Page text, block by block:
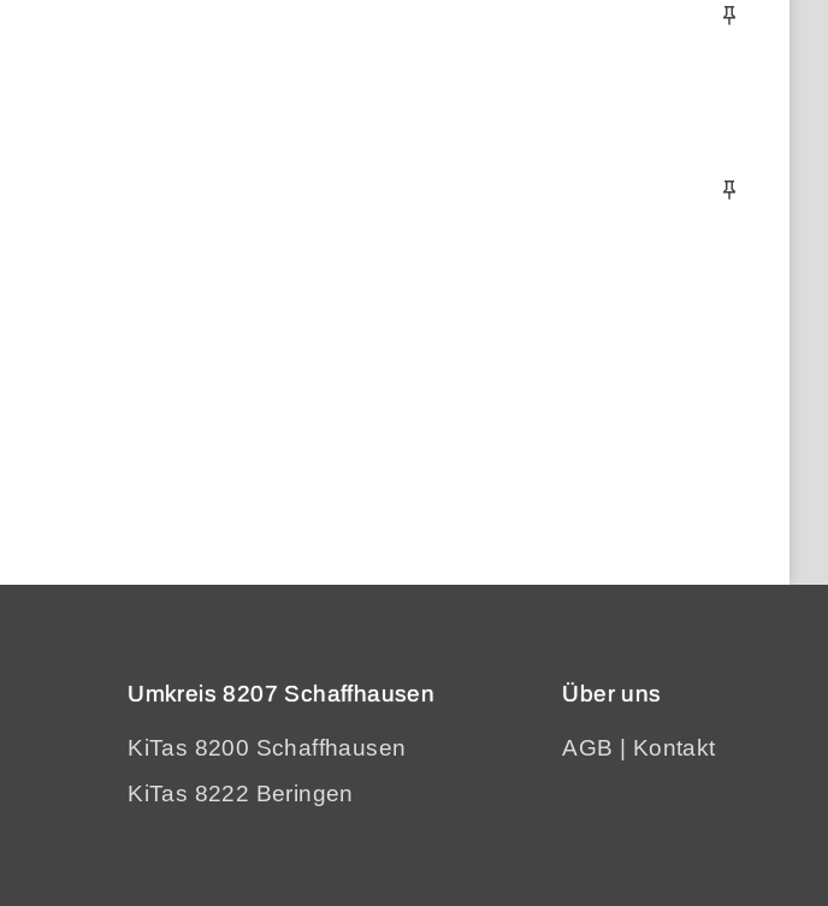
Umkreis 8207 Schaffhausen
KiTas 8200 Schaffhausen
KiTas 8222 Beringen
Über uns
AGB Kontakt